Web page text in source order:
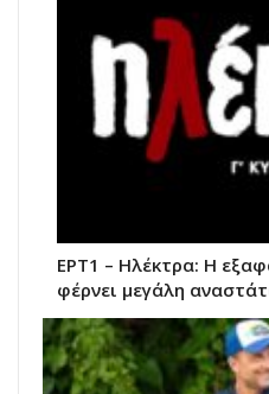
ΕΡΤ1 – Ηλέκτρα: Η
φέρνει μεγάλη